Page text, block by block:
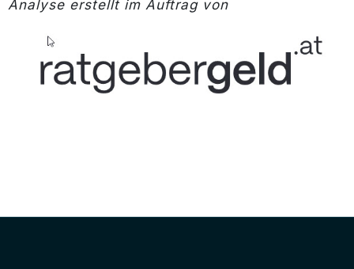
Analyse erstellt im Auftrag von